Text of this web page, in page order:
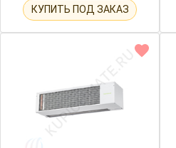
КУПИТЬ ПОД ЗАКАЗ